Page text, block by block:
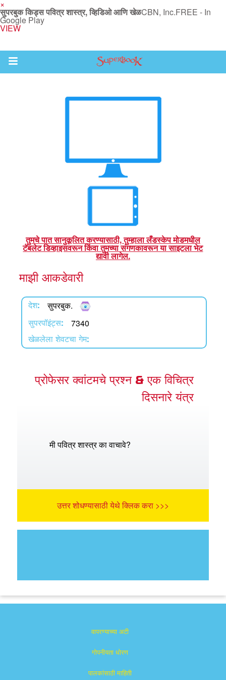
×
सुपरबुक किड्स पवित्र शास्त्र, व्हिडिओ आणि खेळCBN, Inc.FREE - In
Google Play
VIEW
Return to Content
पवित्र शास्त्र अॅप
तुमचे पात सानुकूलित करण्यासाठी, तुम्हाला लँडस्केप मोडमधील
टॅबलेट डिव्हाइसवरून किंवा तुमच्या संगणकावरून या साइटला भेट
द्यावी लागेल.
माझी आकडेवारी
देश: सुपरबुक.
सुपरपॉइंट्स: 7340
खेळलेला शेवटचा गेम:
प्रोफेसर क्वांटमचे प्रश्न & एक विचित्र
दिसनारे यंत्र
मी पवित्र शास्त्र का वाचावे?
उत्तर शोधण्यासाठी येथे क्लिक करा >>>
वापरण्याच्या अटी
गोपनीयता धोरण
पालकांसाठी माहिती